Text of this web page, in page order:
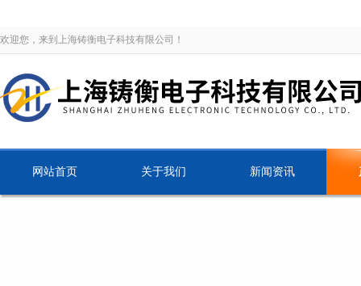
欢迎您，来到上海铸衡电子科技有限公司！
网站首页 关于我们 新闻资讯